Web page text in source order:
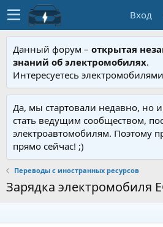
Вход
Данный форум – открытая
знаний об электромобилях.
Интересуетесь
Да, мы стартовали недавно, но
стать ведущим сообществом,
электроавтомобилям. Поэтому
прямо сейчас! ;)
Переводы с иностранных ресурсов
Зарядка электромобиля